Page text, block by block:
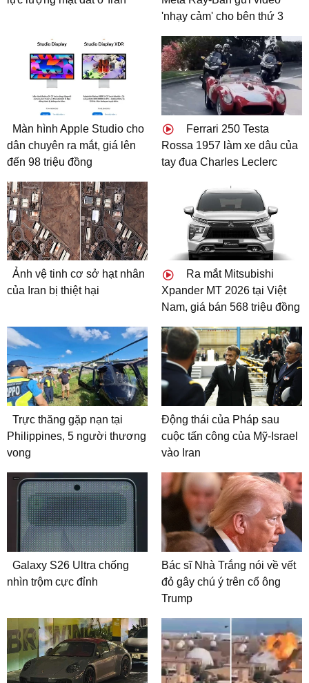
'nhạy cảm' cho bên thứ 3
Màn hình Apple Studio cho
dân chuyên ra mắt, giá lên
đến 98 triệu đồng
Ferrari 250 Testa
Rossa 1957 làm xe dâu của
tay đua Charles Leclerc
Ảnh vệ tinh cơ sở hạt nhân
của Iran bị thiệt hại
Ra mắt Mitsubishi
Xpander MT 2026 tại Việt
Nam, giá bán 568 triệu đồng
Trực thăng gặp nạn tại
Philippines, 5 người thương
vong
Động thái của Pháp sau
cuộc tấn công của Mỹ-Israel
vào Iran
Galaxy S26 Ultra chống
nhìn trộm cực đỉnh
Bác sĩ Nhà Trắng nói về vết
đỏ gây chú ý trên cổ ông
Trump